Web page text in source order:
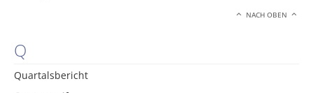
NACH OBEN
Q
Quartalsbericht